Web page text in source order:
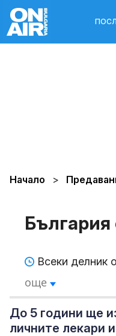
Начало
България
Всеки делник
още
До 5 години ще
личните лекари